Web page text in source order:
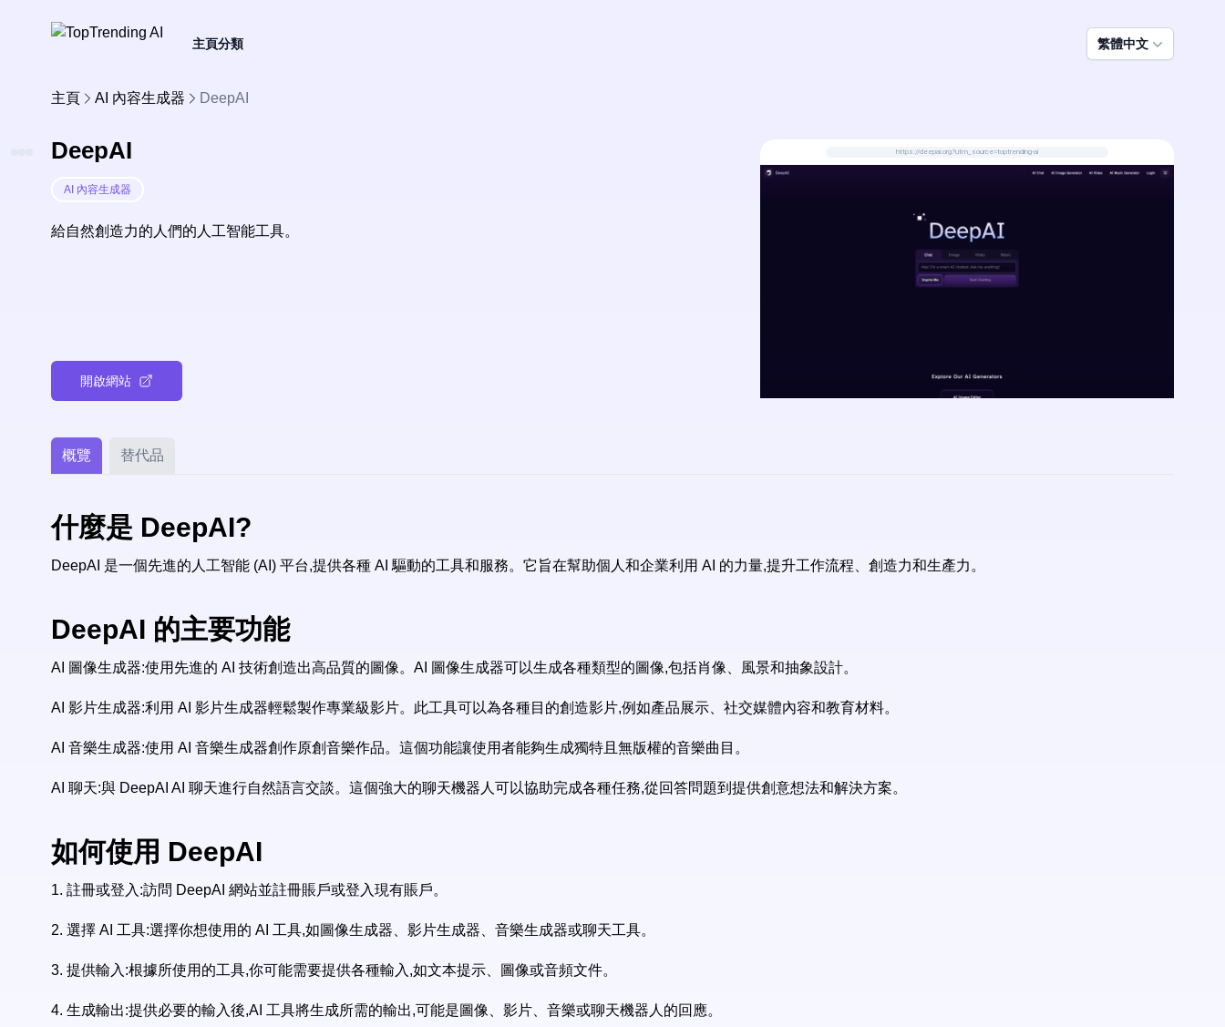
主頁分類 繁體中文
主頁 AI 內容生成器 DeepAI
DeepAI
AI 內容生成器
給自然創造力的人們的人工智能工具。
開啟網站
https://deepai.org?utm_source=toptrending-ai
概覽 替代品
什麼是 DeepAI?
DeepAI 是一個先進的人工智能 (AI) 平台,提供各種 AI 驅動的工具和服務。它旨在幫助個人和企業利用 AI 的力量,提升工作流程、創造力和生產力。
DeepAI 的主要功能
AI 圖像生成器:使用先進的 AI 技術創造出高品質的圖像。AI 圖像生成器可以生成各種類型的圖像,包括肖像、風景和抽象設計。
AI 影片生成器:利用 AI 影片生成器輕鬆製作專業級影片。此工具可以為各種目的創造影片,例如產品展示、社交媒體內容和教育材料。
AI 音樂生成器:使用 AI 音樂生成器創作原創音樂作品。這個功能讓使用者能夠生成獨特且無版權的音樂曲目。
AI 聊天:與 DeepAI AI 聊天進行自然語言交談。這個強大的聊天機器人可以協助完成各種任務,從回答問題到提供創意想法和解決方案。
如何使用 DeepAI
1. 註冊或登入:訪問 DeepAI 網站並註冊賬戶或登入現有賬戶。
2. 選擇 AI 工具:選擇你想使用的 AI 工具,如圖像生成器、影片生成器、音樂生成器或聊天工具。
3. 提供輸入:根據所使用的工具,你可能需要提供各種輸入,如文本提示、圖像或音頻文件。
4. 生成輸出:提供必要的輸入後,AI 工具將生成所需的輸出,可能是圖像、影片、音樂或聊天機器人的回應。